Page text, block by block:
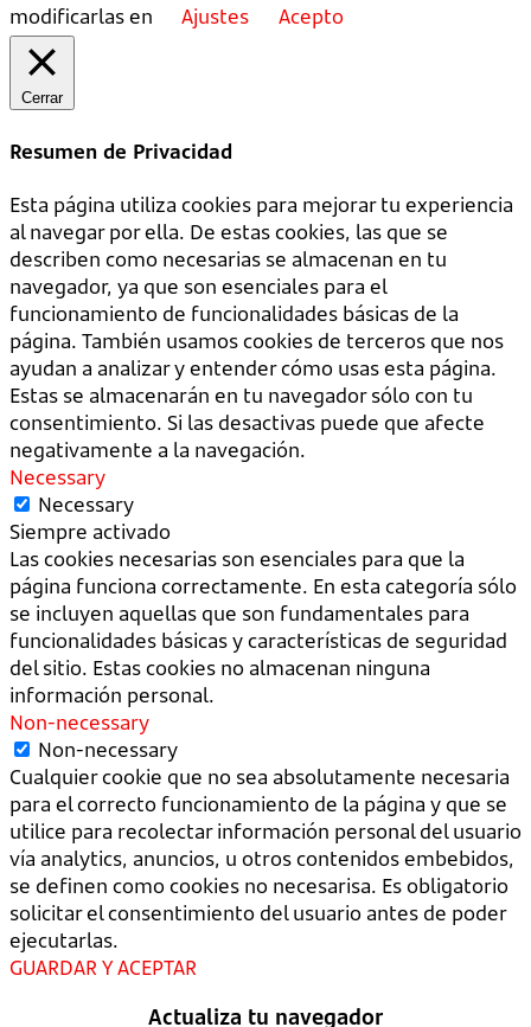
modificarlas en
Ajustes Acepto
Cerrar
Resumen de Privacidad
Esta página utiliza cookies para mejorar tu experiencia
al navegar por ella. De estas cookies, las que se
describen como necesarias se almacenan en tu
navegador, ya que son esenciales para el
funcionamiento de funcionalidades básicas de la
página. También usamos cookies de terceros que nos
ayudan a analizar y entender cómo usas esta página.
Estas se almacenarán en tu navegador sólo con tu
consentimiento. Si las desactivas puede que afecte
negativamente a la navegación.
Necessary
Necessary
Siempre activado
Las cookies necesarias son esenciales para que la
página funciona correctamente. En esta categoría sólo
se incluyen aquellas que son fundamentales para
funcionalidades básicas y características de seguridad
del sitio. Estas cookies no almacenan ninguna
información personal.
Non-necessary
Non-necessary
Cualquier cookie que no sea absolutamente necesaria
para el correcto funcionamiento de la página y que se
utilice para recolectar información personal del usuario
vía analytics, anuncios, u otros contenidos embebidos,
se definen como cookies no necesarisa. Es obligatorio
solicitar el consentimiento del usuario antes de poder
ejecutarlas.
GUARDAR Y ACEPTAR
Actualiza tu navegador